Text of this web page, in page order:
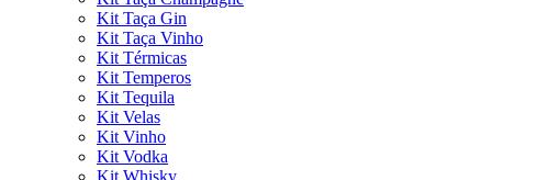
Kit Taça Gin
Kit Taça Vinho
Kit Térmicas
Kit Temperos
Kit Tequila
Kit Velas
Kit Vinho
Kit Vodka